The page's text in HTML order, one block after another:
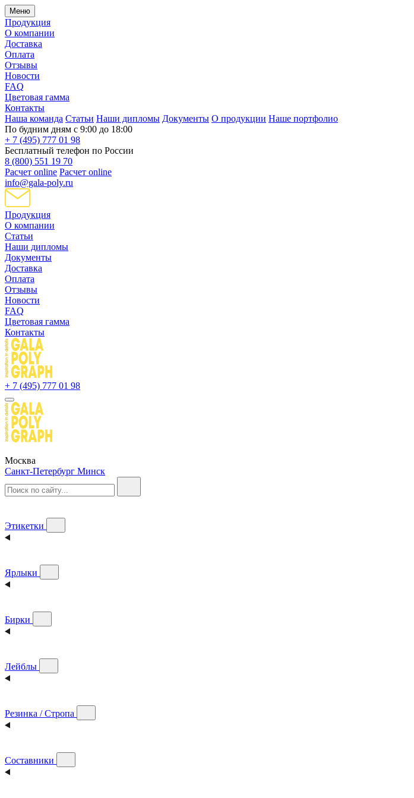
Меню
Продукция
О компании
Доставка
Оплата
Отзывы
Новости
FAQ
Цветовая гамма
Контакты
Наша команда Статьи Наши дипломы Документы О продукции Наше портфолио
По будним дням с 9:00 до 18:00
+ 7 (495) 777 01 98
Бесплатный телефон по России
8 (800) 551 19 70
Расчет online Расчет online
info@gala-poly.ru
Продукция
О компании
Статьи
Наши дипломы
Документы
Доставка
Оплата
Отзывы
Новости
FAQ
Цветовая гамма
Контакты
+ 7 (495) 777 01 98
Москва
Санкт-Петербург Минск
Этикетки
Ярлыки
Бирки
Лейблы
Резинка / Стропа
Составники